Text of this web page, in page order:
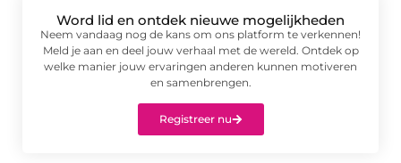
Word lid en ontdek nieuwe mogelijkheden
Neem vandaag nog de kans om ons platform te verkennen!
Meld je aan en deel jouw verhaal met de wereld. Ontdek op
welke manier jouw ervaringen anderen kunnen motiveren
en samenbrengen.
Registreer nu